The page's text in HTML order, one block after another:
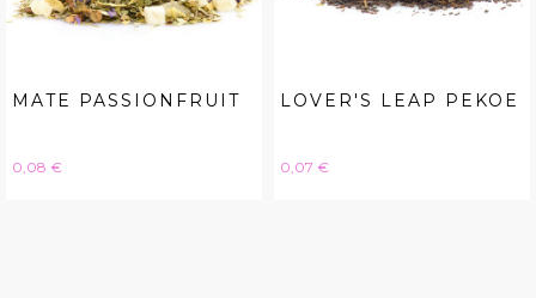
MATE PASSIONFRUIT
Hinta
0,08 €
LOVER'S LEAP PEKOE
Hinta
0,07 €